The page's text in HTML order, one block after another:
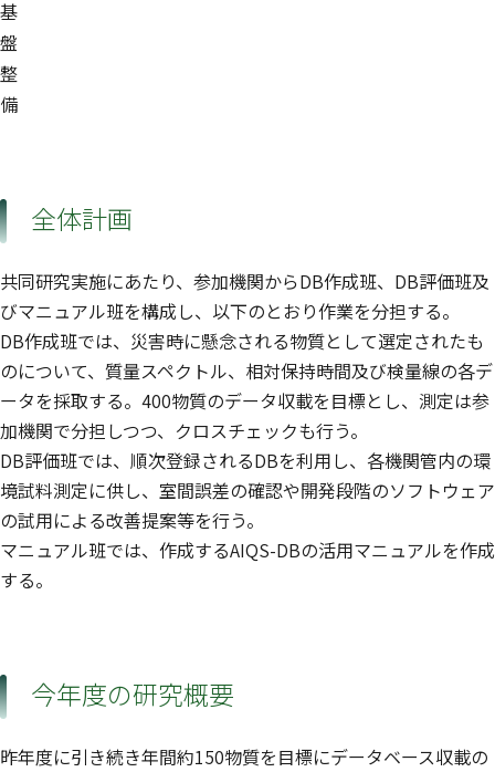
基
盤
整
備
全体計画
共同研究実施にあたり、参加機関からDB作成班、DB評価班及
びマニュアル班を構成し、以下のとおり作業を分担する。
DB作成班では、災害時に懸念される物質として選定されたも
のについて、質量スペクトル、相対保持時間及び検量線の各デ
ータを採取する。400物質のデータ収載を目標とし、測定は参
加機関で分担しつつ、クロスチェックも行う。
DB評価班では、順次登録されるDBを利用し、各機関管内の環
境試料測定に供し、室間誤差の確認や開発段階のソフトウェア
の試用による改善提案等を行う。
マニュアル班では、作成するAIQS-DBの活用マニュアルを作成
する。
今年度の研究概要
昨年度に引き続き年間約150物質を目標にデータベース収載の